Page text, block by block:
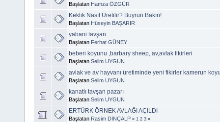
Başlatan Hamza ÖZGÜR
Keklik Nasıl Üretilir? Buyrun Bakın!
Başlatan Hüseyin BAŞARIR
yabani tavşan
Başlatan Ferhat GÜNEY
beberi koyunu ,barbary sheep, av,avlak fikirleri
Başlatan Selim UYGUN
avlak ve av hayvanı üretiminde yeni fikirler kamerun
Başlatan Selim UYGUN
kanatlı tavşan pazarı
Başlatan Selim UYGUN
ERTÜRK ÖRNEK AVLAĞI AÇILDI
Başlatan Rasim DİNÇALP « 1 2 3 »